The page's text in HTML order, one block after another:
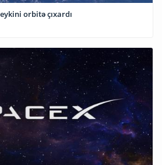
orbitə çıxardı